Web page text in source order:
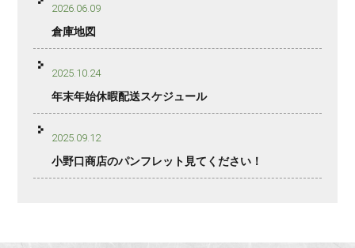
2026.06.09
倉庫地図
2025.10.24
年末年始休暇配送スケジュール
2025.09.12
小野口商店のパンフレット見てください！